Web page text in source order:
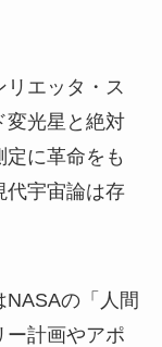
エッタ・ス
変光星と絶対
に革命をも
代宇宙論は存
の「人間
ー計画やアポ